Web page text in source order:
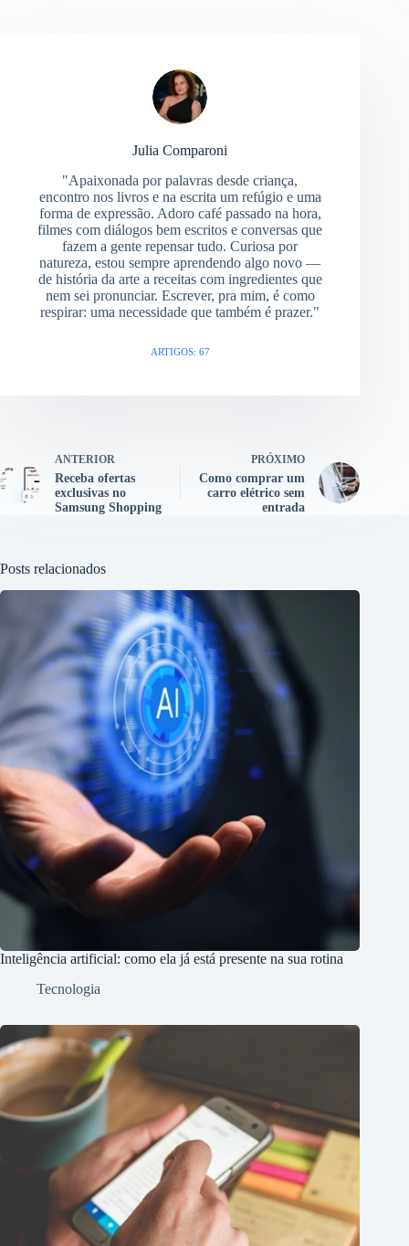
Julia Comparoni
"Apaixonada por palavras desde criança,
encontro nos livros e na escrita um refúgio e uma
forma de expressão. Adoro café passado na hora,
filmes com diálogos bem escritos e conversas que
fazem a gente repensar tudo. Curiosa por
natureza, estou sempre aprendendo algo novo —
de história da arte a receitas com ingredientes que
nem sei pronunciar. Escrever, pra mim, é como
respirar: uma necessidade que também é prazer."
ARTIGOS: 67
ANTERIOR
Receba ofertas
exclusivas no
Samsung Shopping
PRÓXIMO
Como comprar um
carro elétrico sem
entrada
Posts relacionados
Inteligência artificial: como ela já está presente na sua rotina
Tecnologia